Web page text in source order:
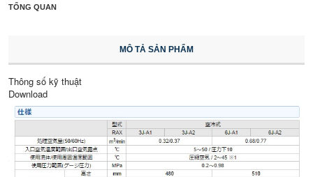
TỔNG QUAN
MÔ TẢ SẢN PHẨM
Thông số kỹ thuật
Download